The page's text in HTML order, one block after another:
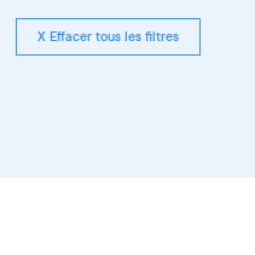
X Effacer tous les filtres